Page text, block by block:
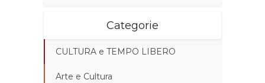
Categorie
CULTURA e TEMPO LIBERO
Arte e Cultura